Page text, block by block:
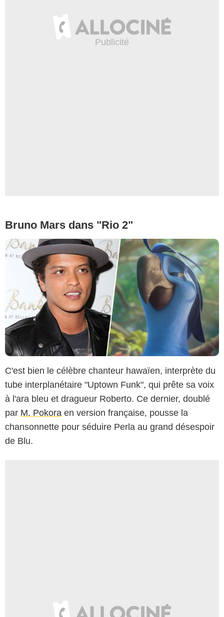
Bruno Mars dans "Rio 2"
C'est bien le célèbre chanteur hawaïen, interprète du
tube interplanétaire "Uptown Funk", qui prête sa voix
à l'ara bleu et dragueur Roberto. Ce dernier, doublé
par M. Pokora en version française, pousse la
chansonnette pour séduire Perla au grand désespoir
de Blu.